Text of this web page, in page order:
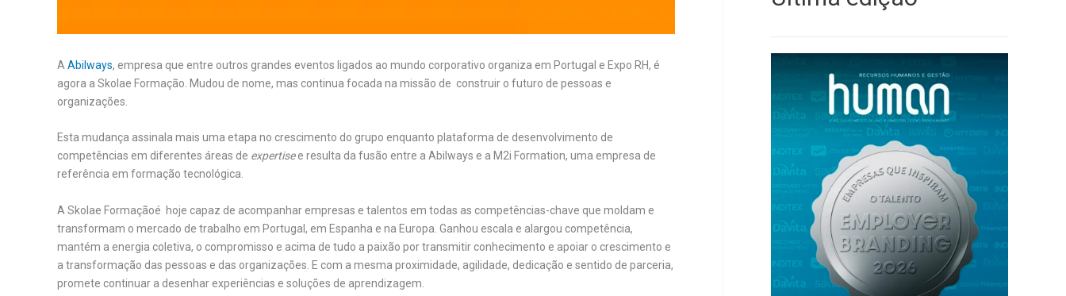
A Abilways, empresa que entre outros grandes eventos ligados ao mundo corporativo organiza em Portugal e Expo RH, é
agora a Skolae Formação. Mudou de nome, mas continua focada na missão de construir o futuro de pessoas e
organizações.
Esta mudança assinala mais uma etapa no crescimento do grupo enquanto plataforma de desenvolvimento de
competências em diferentes áreas de expertisee resulta da fusão entre a Abilways e a M2i Formation, uma empresa de
referência em formação tecnológica.
A Skolae Formaçãoé hoje capaz de acompanhar empresas e talentos em todas as competências-chave que moldam e
transformam o mercado de trabalho em Portugal, em Espanha e na Europa. Ganhou escala e alargou competência,
mantém a energia coletiva, o compromisso e acima de tudo a paixão por transmitir conhecimento e apoiar o crescimento e
a transformação das pessoas e das organizações. E com a mesma proximidade, agilidade, dedicação e sentido de parceria,
promete continuar a desenhar experiências e soluções de aprendizagem.